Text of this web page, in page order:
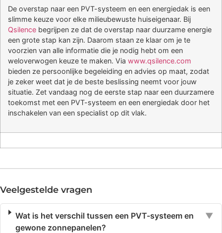
De overstap naar een PVT-systeem en een energiedak is een
slimme keuze voor elke milieubewuste huiseigenaar. Bij
Qsilence begrijpen ze dat de overstap naar duurzame energie
een grote stap kan zijn. Daarom staan ze klaar om je te
voorzien van alle informatie die je nodig hebt om een
weloverwogen keuze te maken. Via www.qsilence.com
bieden ze persoonlijke begeleiding en advies op maat, zodat
je zeker weet dat je de beste beslissing neemt voor jouw
situatie. Zet vandaag nog de eerste stap naar een duurzamere
toekomst met een PVT-systeem en een energiedak door het
inschakelen van een specialist op dit vlak.
Veelgestelde vragen
Wat is het verschil tussen een PVT-systeem en
gewone zonnepanelen?
▼